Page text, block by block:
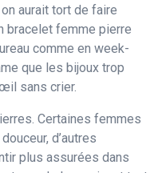
aurait tort de faire
bracelet femme pierre
comme en week-
que les bijoux trop
sans crier.
Certaines femmes
d’autres
plus assurées dans